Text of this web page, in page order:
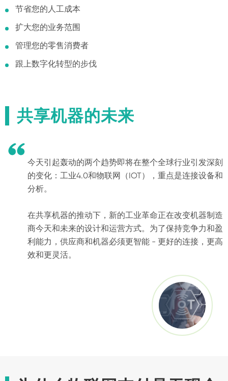
节省您的人工成本
扩大您的业务范围
管理您的零售消费者
跟上数字化转型的步伐
共享机器的未来

今天引起轰动的两个趋势即将在整个全球行业引发深刻
的变化：工业4.0和物联网（IOT），重点是连接设备和
分析。
在共享机器的推动下，新的工业革命正在改变机器制造
商今天和未来的设计和运营方式。为了保持竞争力和盈
利能力，供应商和机器必须更智能 - 更好的连接，更高
效和更灵活。